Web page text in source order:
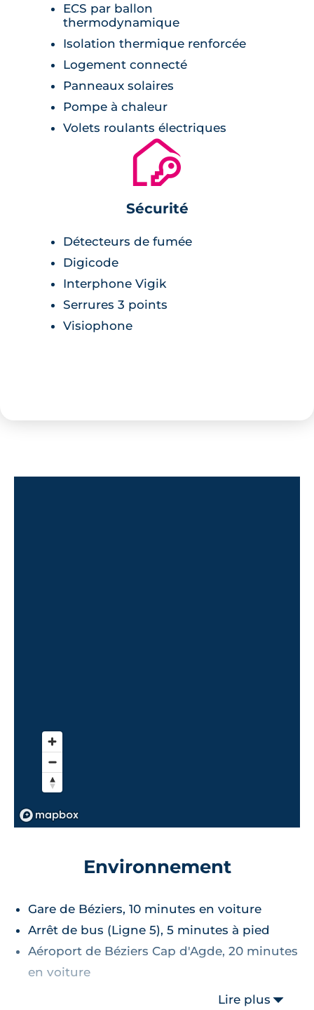
ECS par ballon
thermodynamique
Isolation thermique renforcée
Logement connecté
Panneaux solaires
Pompe à chaleur
Volets roulants électriques
🔐
Sécurité
Détecteurs de fumée
Digicode
Interphone Vigik
Serrures 3 points
Visiophone
Environnement
Gare de Béziers, 10 minutes en voiture
Arrêt de bus (Ligne 5), 5 minutes à pied
Aéroport de Béziers Cap d'Agde, 20 minutes
en voiture
Lire plus